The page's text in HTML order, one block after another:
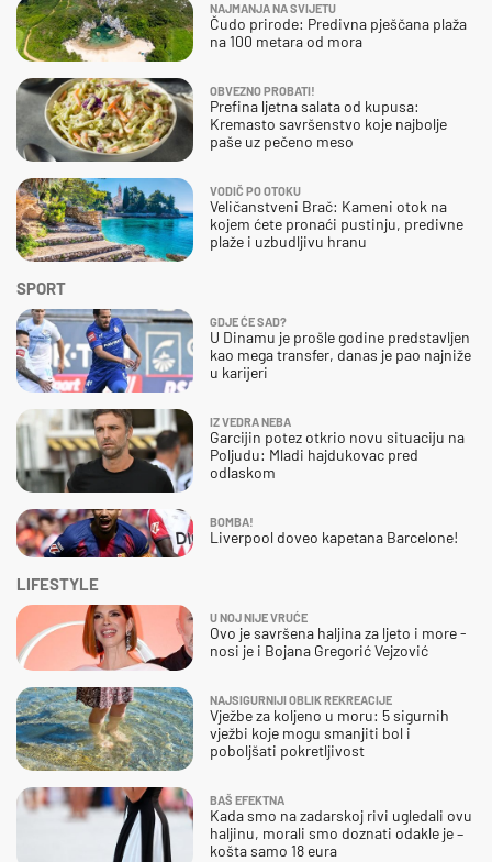
SPORT
GDJE ĆE SAD?
U Dinamu je prošle godine predstavljen
kao mega transfer, danas je pao najniže
u karijeri
IZ VEDRA NEBA
Garcijin potez otkrio novu situaciju na
Poljudu: Mladi hajdukovac pred
odlaskom
BOMBA!
Liverpool doveo kapetana Barcelone!
NAJMANJA NA SVIJETU
Čudo prirode: Predivna pješčana plaža
na 100 metara od mora
OBVEZNO PROBATI!
Prefina ljetna salata od kupusa:
Kremasto savršenstvo koje najbolje
paše uz pečeno meso
VODIČ PO OTOKU
Veličanstveni Brač: Kameni otok na
kojem ćete pronaći pustinju, predivne
plaže i uzbudljivu hranu
LIFESTYLE
U NOJ NIJE VRUĆE
Ovo je savršena haljina za ljeto i more -
nosi je i Bojana Gregorić Vejzović
NAJSIGURNIJI OBLIK REKREACIJE
Vježbe za koljeno u moru: 5 sigurnih
vježbi koje mogu smanjiti bol i
poboljšati pokretljivost
BAŠ EFEKTNA
Kada smo na zadarskoj rivi ugledali ovu
haljinu, morali smo doznati odakle je –
košta samo 18 eura